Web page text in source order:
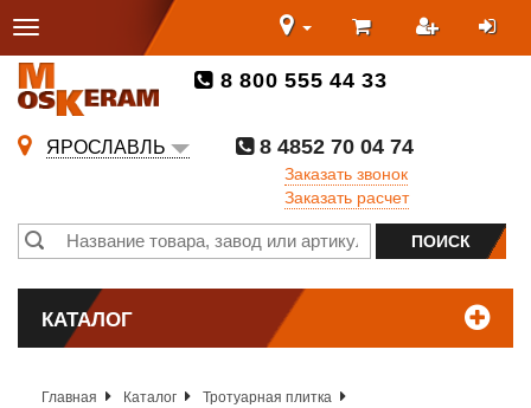
8 800 555 44 33
ЯРОСЛАВЛЬ
8 4852 70 04 74
Заказать звонок
Заказать расчет
КАТАЛОГ
Главная Каталог
Тротуарная плитка